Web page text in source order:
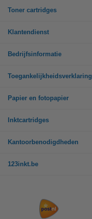
Toner cartridges
Klantendienst
Bedrijfsinformatie
Toegankelijkheidsverklaring
Papier en fotopapier
Inktcartridges
Kantoorbenodigdheden
123inkt.be